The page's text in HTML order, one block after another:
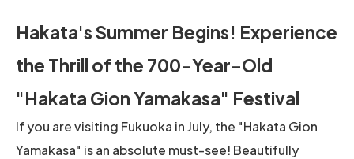
Hakata's Summer Begins! Experience
the Thrill of the 700-Year-Old
"Hakata Gion Yamakasa" Festival
If you are visiting Fukuoka in July, the "Hakata Gion
Yamakasa" is an absolute must-see! Beautifully